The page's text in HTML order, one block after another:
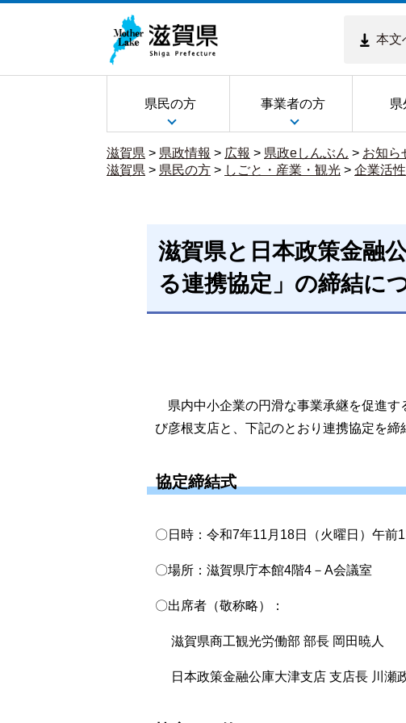
本文
県民の方 事業者の方 県
滋賀県 > 県政情報 > 広報 > 県政eしんぶん > お知ら
滋賀県 > 県民の方 > しごと・産業・観光 > 企業活性
滋賀県と日本政策金融
る連携協定」の締結に
県内中小企業の円滑な事業承継を促進す
び彦根支店と、下記のとおり連携協定を締
協定締結式
〇日時：令和7年11月18日（火曜日）午前
〇場所：滋賀県庁本館4階4－A会議室
〇出席者（敬称略）：
滋賀県商工観光労働部 部長 岡田暁人
日本政策金融公庫大津支店 支店長 川瀬